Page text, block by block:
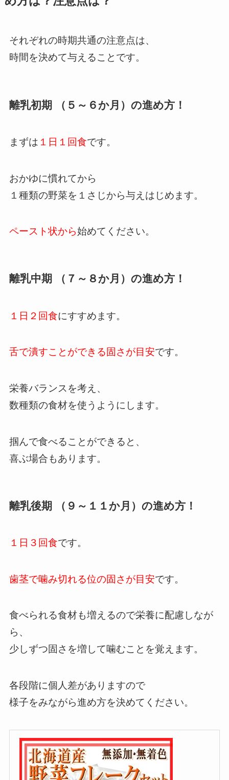
それぞれの時期共通の注意点は、
時間を決めて与えることです。
離乳初期 （５～６か月）の進め方！
まずは １日１回食です。
おかゆに慣れてから
１種類の野菜を１さじから与えはじめます。
ペースト状から始めてください。
離乳中期 （７～８か月）の進め方！
１日２回食にすすめます。
舌で潰すことができる固さが目安です。
栄養バランスを考え、
数種類の食材を使うようにします。
掴んで食べることができると、
喜ぶ場合もあります。
離乳後期 （９～１１か月）の進め方！
１日３回食です。
歯茎で噛み切れる位の固さが目安です。
食べられる食材も増えるので栄養に配慮しなが
ら、
少しずつ固さを増して噛むことを覚えます。
各段階に個人差がありますので
様子をみながら進め方を決めてください。